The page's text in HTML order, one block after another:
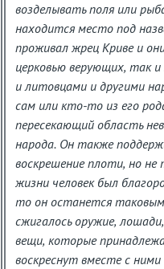
возделывать поля или
находится место под
проживал жрец Криве и
церковью верующих, так
и литовцами и другими
сам или кто-то из его
пересекающий область
народа. Он также
воскрешение плоти, но
жизни человек был
то он останется
сжигалось оружие,
вещи, которые
воскреснут вместе с